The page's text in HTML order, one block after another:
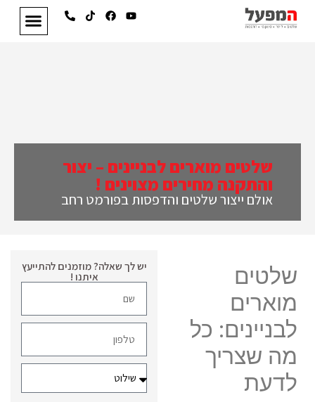
שלטים מוארים לבניינים – יצור
והתקנה מחירים מצוינים !
אולם ייצור שלטים והדפסות בפורמט רחב
שלטים
מוארים
לבניינים: כל
מה שצריך
לדעת
יש לך שאלה? מוזמנים להתייעץ
איתנו !